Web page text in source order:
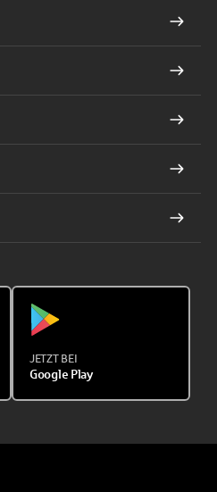
JETZT BEI
Google Play